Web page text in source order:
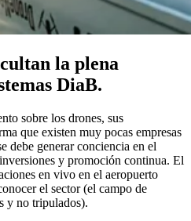
la plena
DiaB.
sobre los drones, sus
que existen muy pocas empresas
debe generar conciencia en el
y promoción continua. El
en vivo en el aeropuerto
el sector (el campo de
y no tripulados).